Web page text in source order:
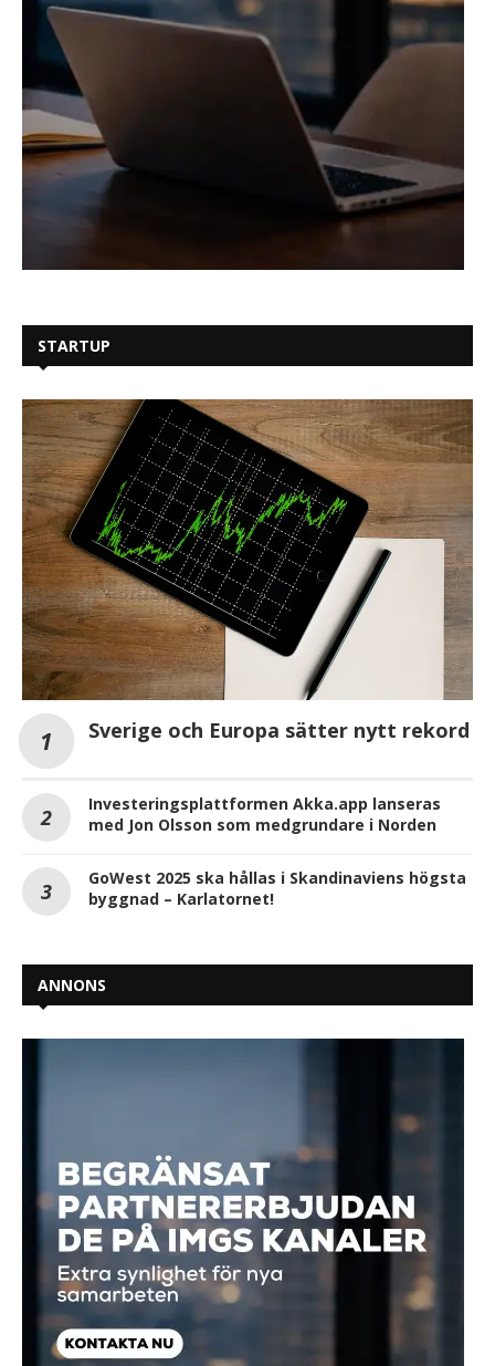
STARTUP
Sverige och Europa sätter nytt rekord
Investeringsplattformen Akka.app lanseras
med Jon Olsson som medgrundare i Norden
GoWest 2025 ska hållas i Skandinaviens högsta
byggnad – Karlatornet!
ANNONS